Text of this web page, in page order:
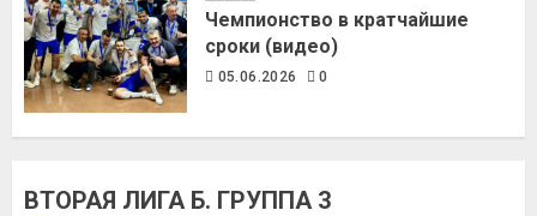
Чемпионство в кратчайшие
сроки (видео)
05.06.2026 0
ВТОРАЯ ЛИГА Б. ГРУППА 3